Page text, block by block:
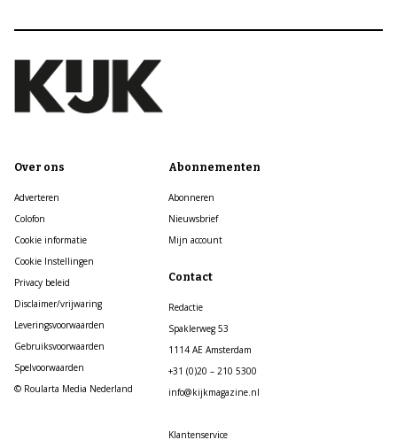
Over ons
Adverteren
Colofon
Cookie informatie
Cookie Instellingen
Privacy beleid
Disclaimer/vrijwaring
Leveringsvoorwaarden
Gebruiksvoorwaarden
Spelvoorwaarden
© Roularta Media Nederland
Abonnementen
Abonneren
Nieuwsbrief
Mijn account
Contact
Redactie
Spaklerweg 53
1114 AE Amsterdam
+31 (0)20 – 210 5300
info@kijkmagazine.nl
Klantenservice